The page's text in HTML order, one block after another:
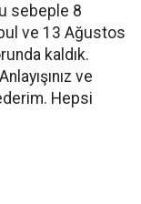
sebeple 8
ve 13 Ağustos
kaldık.
ve
Hepsi